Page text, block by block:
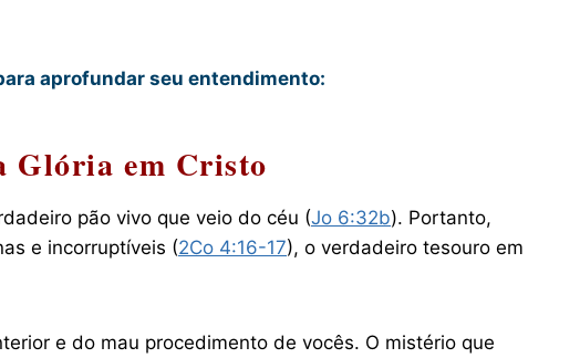
aprofundar seu entendimento:
Glória em Cristo
pão vivo que veio do céu (Jo 6:32b). Portanto,
e incorruptíveis (2Co 4:16-17), o verdadeiro tesouro em
e do mau procedimento de vocês. O mistério que